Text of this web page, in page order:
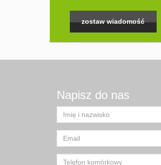
zostaw wiadomość
Napisz do nas